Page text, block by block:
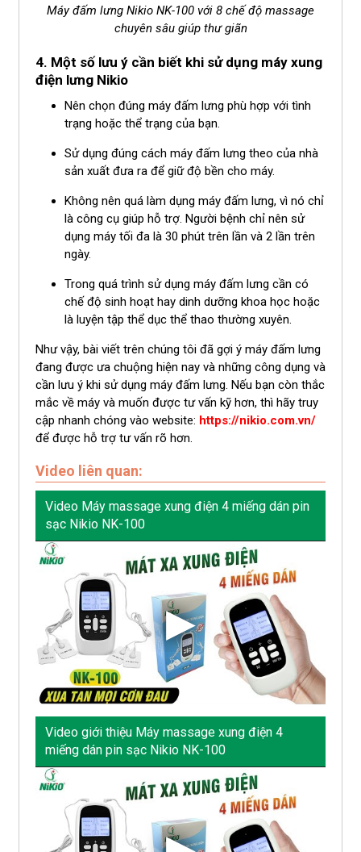
Máy đấm lưng Nikio NK-100 với 8 chế độ massage
chuyên sâu giúp thư giãn
4. Một số lưu ý cần biết khi sử dụng máy xung
điện lưng Nikio
Nên chọn đúng máy đấm lưng phù hợp với tình
trạng hoặc thể trạng của bạn.
Sử dụng đúng cách máy đấm lưng theo của nhà
sản xuất đưa ra để giữ độ bền cho máy.
Không nên quá làm dụng máy đấm lưng, vì nó chỉ
là công cụ giúp hỗ trợ. Người bệnh chỉ nên sử
dụng máy tối đa là 30 phút trên lần và 2 lần trên
ngày.
Trong quá trình sử dụng máy đấm lưng cần có
chế độ sinh hoạt hay dinh dưỡng khoa học hoặc
là luyện tập thể dục thể thao thường xuyên.
Như vậy, bài viết trên chúng tôi đã gợi ý máy đấm lưng
đang được ưa chuộng hiện nay và những công dụng và
cần lưu ý khi sử dụng máy đấm lưng. Nếu bạn còn thắc
mắc về máy và muốn được tư vấn kỹ hơn, thì hãy truy
cập nhanh chóng vào website: https://nikio.com.vn/
để được hỗ trợ tư vấn rõ hơn.
Video liên quan:
Video Máy massage xung điện 4 miếng dán pin
sạc Nikio NK-100
Video giới thiệu Máy massage xung điện 4
miếng dán pin sạc Nikio NK-100